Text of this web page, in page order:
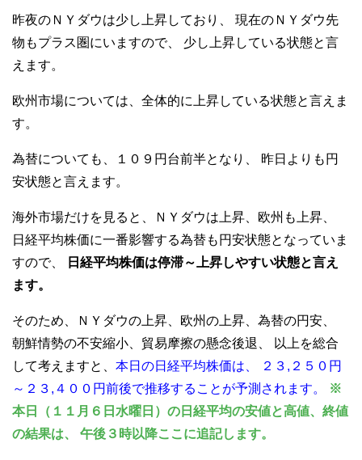
昨夜のＮＹダウは少し上昇しており、
現在のＮＹダウ先
物もプラス圏にいますので、
少し上昇している状態と言
えます。
欧州市場については、全体的に上昇している状態と言えま
す。
為替についても、１０９円台前半となり、
昨日よりも円
安状態と言えます。
海外市場だけを見ると、ＮＹダウは上昇、欧州も上昇、
日経平均株価に一番影響する為替も円安状態となっていま
すので、
日経平均株価は停滞～上昇しやすい状態と言え
ます。
そのため、ＮＹダウの上昇、欧州の上昇、為替の円安、
朝鮮情勢の不安縮小、貿易摩擦の懸念後退、
以上を総合
して考えますと、 本日の日経平均株価は、
２３,２５０円
～２３,４００円前後で推移することが予測されます。
※
本日（１１月６日水曜日）の日経平均の安値と高値、終値
の結果は、
午後３時以降ここに追記します。